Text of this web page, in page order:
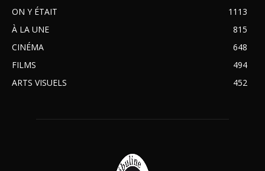
ON Y ÉTAIT
1113
À LA UNE
815
CINÉMA
648
FILMS
494
ARTS VISUELS
452